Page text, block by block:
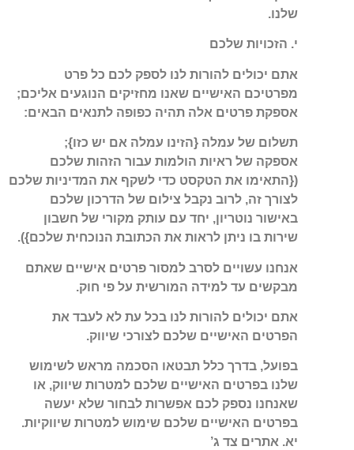
שלנו.
י. הזכויות שלכם
אתם יכולים להורות לנו לספק לכם כל פרט
מפרטיכם האישיים שאנו מחזיקים הנוגעים אליכם;
אספקת פרטים אלה תהיה כפופה לתנאים הבאים:
תשלום של עמלה {הזינו עמלה אם יש כזו};
אספקה של ראיות הולמות עבור הזהות שלכם
({התאימו את הטקסט כדי לשקף את המדיניות שלכם
לצורך זה, לרוב נקבל צילום של הדרכון שלכם
באישור נוטריון, יחד עם עותק מקורי של חשבון
שירות בו ניתן לראות את הכתובת הנוכחית שלכם}).
אנחנו עשויים לסרב למסור פרטים אישיים שאתם
מבקשים עד למידה המורשית על פי חוק.
אתם יכולים להורות לנו בכל עת לא לעבד את
הפרטים האישיים שלכם לצורכי שיווק.
בפועל, בדרך כלל תבטאו הסכמה מראש לשימוש
שלנו בפרטים האישיים שלכם למטרות שיווק, או
שאנחנו נספק לכם אפשרות לבחור שלא יעשה
בפרטים האישיים שלכם שימוש למטרות שיווקיות.
יא. אתרים צד ג’